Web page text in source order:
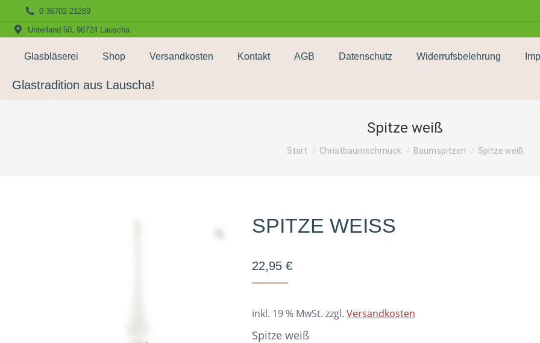
0 36702 21289
Unterland 50, 98724 Lauscha
Glasbläserei Shop Versandkosten Kontakt AGB Datenschutz Widerrufsbelehrung
Glastradition aus Lauscha!
Spitze weiß
Sie befinden sich hier:
Start Christbaumschmuck Baumspitzen Spitze weiß
SPITZE WEISS
22,95 €
inkl. 19 % MwSt. zzgl. Versandkosten
Spitze weiß